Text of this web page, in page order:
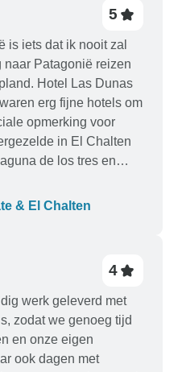
5
is iets dat ik nooit zal
Patagonië reizen
Hotel Las Dunas
erg fijne hotels om
opmerking voor
in El Chalten
de los tres en
& El Chalten
4
werk geleverd met
zodat we genoeg tijd
en onze eigen
ook dagen met